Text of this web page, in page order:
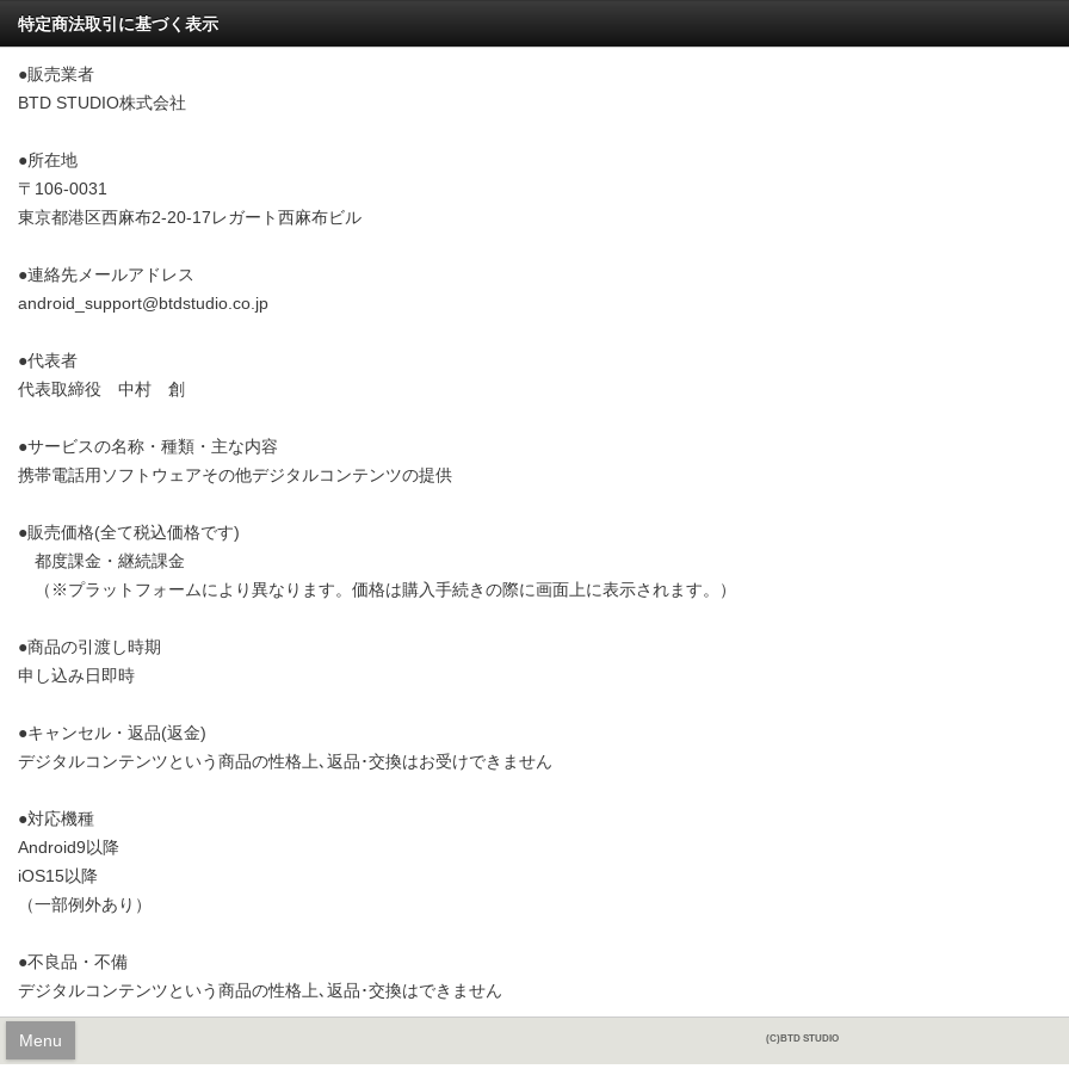
特定商法取引に基づく表示
●販売業者
BTD STUDIO株式会社
●所在地
〒106-0031
東京都港区西麻布2-20-17レガート西麻布ビル
●連絡先メールアドレス
android_support@btdstudio.co.jp
●代表者
代表取締役 中村 創
●サービスの名称・種類・主な内容
携帯電話用ソフトウェアその他デジタルコンテンツの提供
●販売価格(全て税込価格です)
都度課金・継続課金
（※プラットフォームにより異なります。価格は購入手続きの際に画面上に表示されます。）
●商品の引渡し時期
申し込み日即時
●キャンセル・返品(返金)
デジタルコンテンツという商品の性格上､返品･交換はお受けできません
●対応機種
Android9以降
iOS15以降
（一部例外あり）
●不良品・不備
デジタルコンテンツという商品の性格上､返品･交換はできません
Menu (C)BTD STUDIO